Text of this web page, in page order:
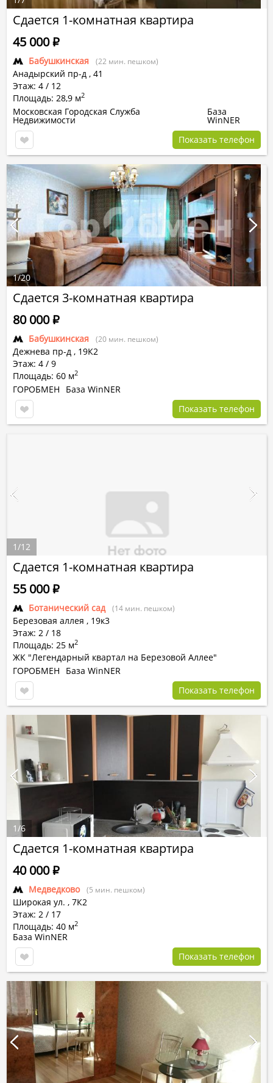
Сдается 1-комнатная квартира
Бабушкинская (22 мин. пешком)
Анадырский пр-д , 41
Этаж: 4 / 12
Площадь: 28,9 м2
45 000Р
Московская Городская Служба
Недвижимости
База
WinNER
Показать телефон
Сдается 3-комнатная квартира
Бабушкинская (20 мин. пешком)
Дежнева пр-д , 19К2
Этаж: 4 / 9
Площадь: 60 м2
80 000Р
ГОРОБМЕН
База WinNER
Показать телефон
1/20
Сдается 1-комнатная квартира
Ботанический сад (14 мин. пешком)
Березовая аллея , 19к3
Этаж: 2 / 18
Площадь: 25 м2
ЖК "Легендарный квартал на Березовой Аллее"
55 000Р
ГОРОБМЕН
База WinNER
Показать телефон
1/12
Сдается 1-комнатная квартира
Медведково (5 мин. пешком)
Широкая ул. , 7К2
Этаж: 2 / 17
Площадь: 40 м2
40 000Р
База WinNER
Показать телефон
1/6